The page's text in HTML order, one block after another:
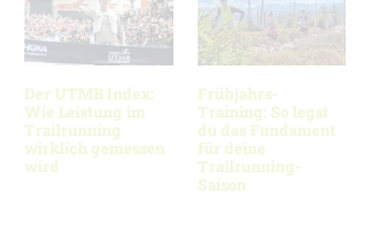
Der UTMB Index:
Wie Leistung im
Trailrunning
wirklich gemessen
wird
Frühjahrs-
Training: So legst
du das Fundament
für deine
Trailrunning-
Saison